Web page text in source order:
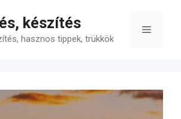
készítés
hasznos tippek, trükkök
Menü